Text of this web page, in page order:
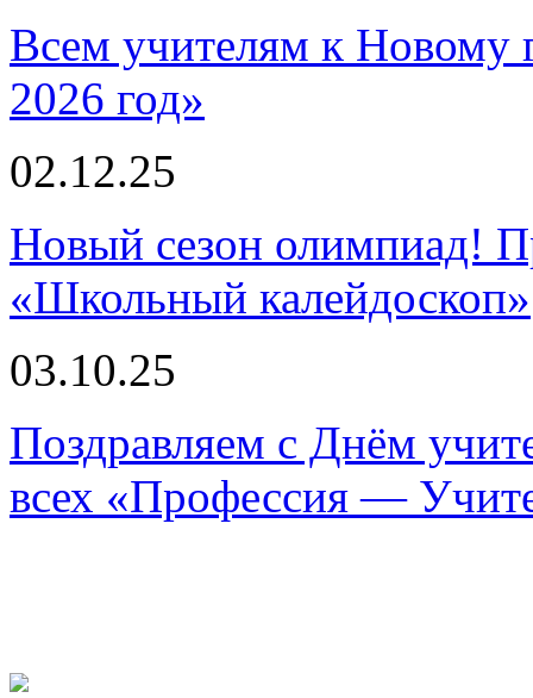
Всем учителям к Новому
2026 год»
02.12.25
Новый сезон олимпиад!
«Школьный калейдоскоп»
03.10.25
Поздравляем с Днём
всех «Профессия —